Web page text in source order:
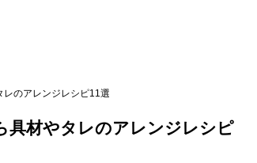
レのアレンジレシピ11選
具材やタレのアレンジレシピ